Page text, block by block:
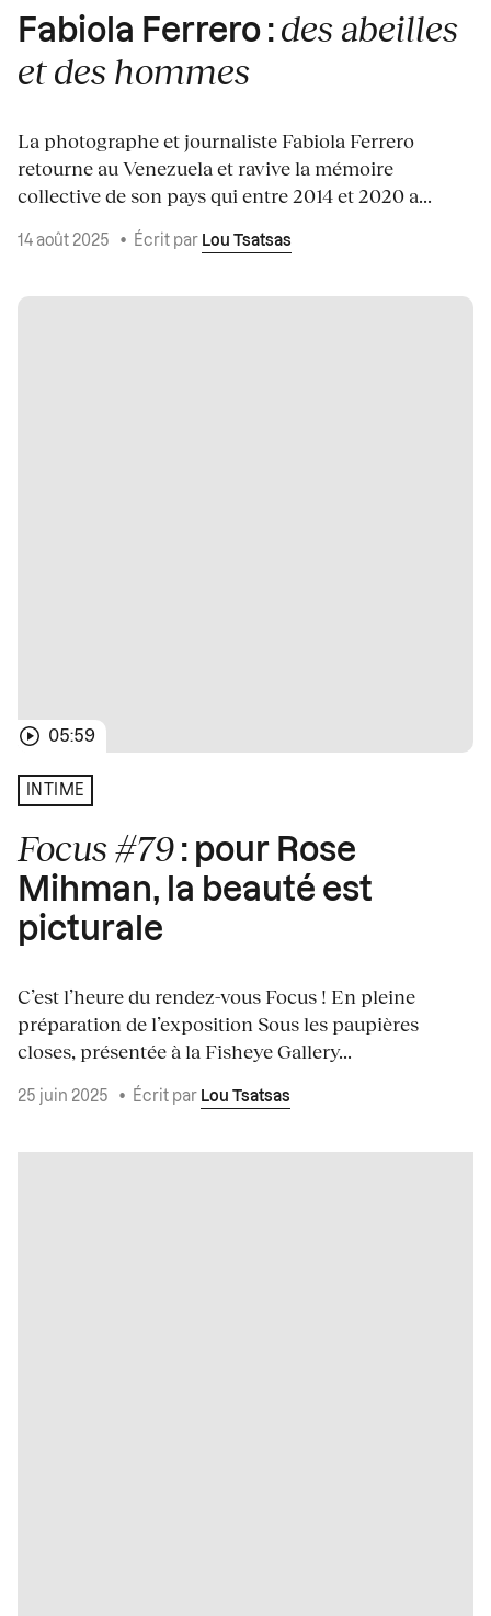
Fabiola Ferrero : des abeilles
et des hommes
La photographe et journaliste Fabiola Ferrero
retourne au Venezuela et ravive la mémoire
collective de son pays qui entre 2014 et 2020 a...
14 août 2025 • Écrit par Lou Tsatsas
05:59
INTIME
Focus #79 : pour Rose
Mihman, la beauté est
picturale
C’est l’heure du rendez-vous Focus ! En pleine
préparation de l’exposition Sous les paupières
closes, présentée à la Fisheye Gallery...
25 juin 2025 • Écrit par Lou Tsatsas